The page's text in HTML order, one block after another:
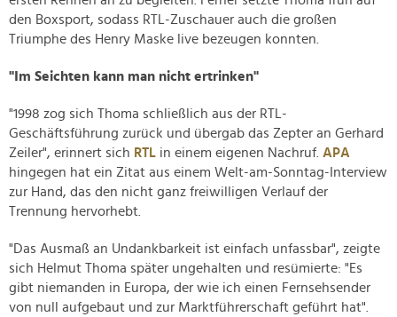
den Boxsport, sodass RTL-Zuschauer auch die großen
Triumphe des Henry Maske live bezeugen konnten.
"Im Seichten kann man nicht ertrinken"
"1998 zog sich Thoma schließlich aus der RTL-
Geschäftsführung zurück und übergab das Zepter an Gerhard
Zeiler", erinnert sich RTL in einem eigenen Nachruf. APA
hingegen hat ein Zitat aus einem Welt-am-Sonntag-Interview
zur Hand, das den nicht ganz freiwilligen Verlauf der
Trennung hervorhebt.
"Das Ausmaß an Undankbarkeit ist einfach unfassbar", zeigte
sich Helmut Thoma später ungehalten und resümierte: "Es
gibt niemanden in Europa, der wie ich einen Fernsehsender
von null aufgebaut und zur Marktführerschaft geführt hat".